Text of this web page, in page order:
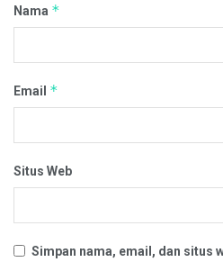
Nama *
Email *
Situs Web
Simpan nama, email, dan situs